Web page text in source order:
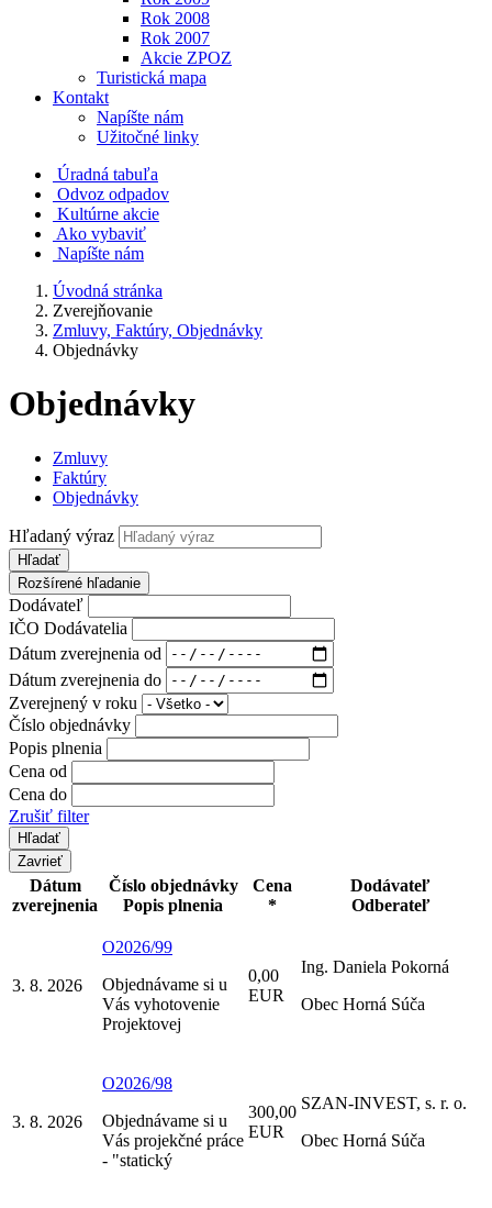
Rok 2008
Rok 2007
Akcie ZPOZ
Turistická mapa
Kontakt
Napíšte nám
Užitočné linky
Úradná tabuľa
Odvoz odpadov
Kultúrne akcie
Ako vybaviť
Napíšte nám
Úvodná stránka
Zverejňovanie
Zmluvy, Faktúry, Objednávky
Objednávky
Objednávky
Zmluvy
Faktúry
Objednávky
Hľadaný výraz
Hľadať
Rozšírené hľadanie
Dodávateľ
IČO Dodávatelia
Dátum zverejnenia od
Dátum zverejnenia do
Zverejnený v roku
Číslo objednávky
Popis plnenia
Cena od
Cena do
Zrušiť filter
Zavrieť
Dátum
zverejnenia
Číslo objednávky
Popis plnenia
Cena
*
Dodávateľ
Odberateľ
3. 8. 2026
O2026/99
Objednávame si u
Vás vyhotovenie
Projektovej
0,00
EUR
Ing. Daniela Pokorná
Obec Horná Súča
3. 8. 2026
O2026/98
Objednávame si u
Vás projekčné práce
- "statický
300,00
EUR
SZAN-INVEST, s. r. o.
Obec Horná Súča